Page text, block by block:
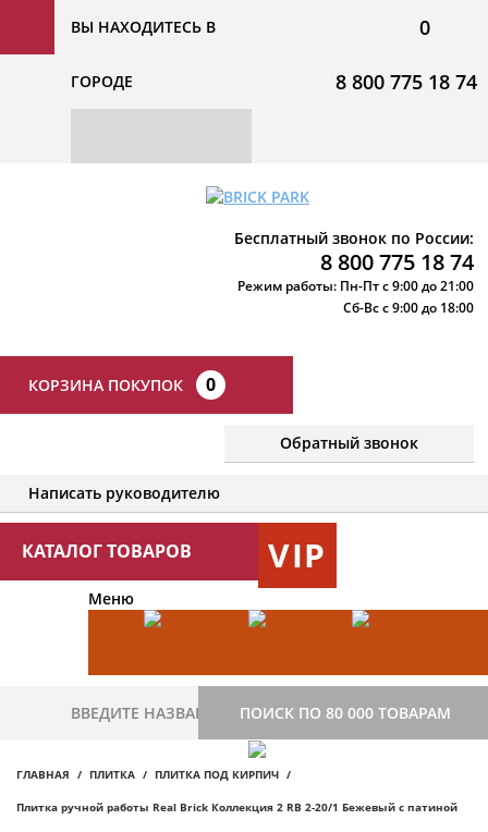
ВЫ НАХОДИТЕСЬ В
ГОРОДЕ
0
8 800 775 18 74
Бесплатный звонок по России:
8 800 775 18 74
Режим работы: Пн-Пт с 9:00 до 21:00
Сб-Вс с 9:00 до 18:00
КОРЗИНА ПОКУПОК 0
Обратный звонок
Написать руководителю
КАТАЛОГ ТОВАРОВ VIP
Меню
ПОИСК ПО 80 000 ТОВАРАМ
ГЛАВНАЯ ПЛИТКА ПЛИТКА ПОД КИРПИЧ
Плитка ручной работы Real Brick Коллекция 2 RB 2-20/1 Бежевый с патиной